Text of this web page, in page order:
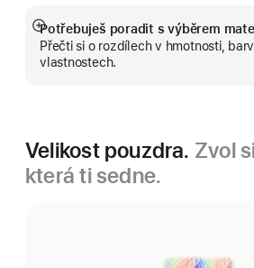
Potřebuješ poradit s výběrem
Přečti si o rozdílech v hmotnosti,
vlastnostech.
Zobrazit
více
Velikost pouzdra. Zvol
která ti sedne.